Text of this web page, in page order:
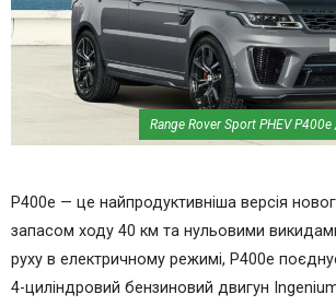
Range Rover Sport PHEV
P400e — це найпродуктивніша версія
запасом ходу 40 км та нульовими
руху в електричному режимі, P400e
4-циліндровий бензиновий двигун